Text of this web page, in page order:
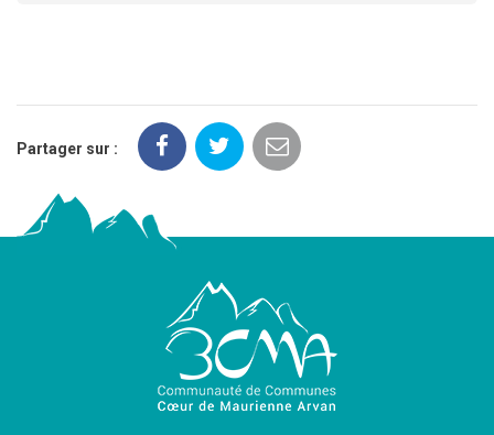
Partager sur :